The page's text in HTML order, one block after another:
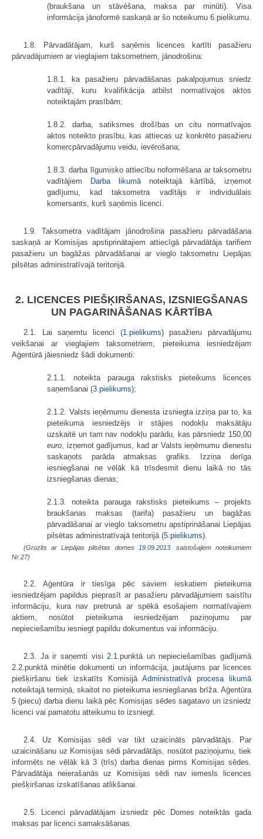
(braukšana un stāvēšana, maksa par minūti). Visa
informācija jānoformē saskaņā ar šo noteikumu 6.pielikumu.
1.8. Pārvadātājam, kurš saņēmis licences kartīti pasažieru
pārvadājumiem ar vieglajiem taksometriem, jānodrošina:
1.8.1. ka pasažieru pārvadāšanas pakalpojumus sniedz
vadītāji, kuru kvalifikācija atbilst normatīvajos aktos
noteiktajām prasībām;
1.8.2. darba, satiksmes drošības un citu normatīvajos
aktos noteikto prasību, kas attiecas uz konkrēto pasažieru
komercpārvadājumu veidu, ievērošana;
1.8.3. darba līgumisko attiecību noformēšana ar taksometru
vadītājiem Darba likumā noteiktajā kārtībā, izņemot
gadījumu, kad taksometra vadītājs ir individuālais
komersants, kurš saņēmis licenci.
1.9. Taksometra vadītājam jānodrošina pasažieru pārvadāšana
saskaņā ar Komisijas apstiprinātajiem attiecīgā pārvadātāja tarifiem
pasažieru un bagāžas pārvadāšanai ar vieglo taksometru Liepājas
pilsētas administratīvajā teritorijā.
2. LICENCES PIEŠĶIRŠANAS, IZSNIEGŠANAS
UN PAGARINĀŠANAS KĀRTĪBA
2.1. Lai saņemtu licenci (1.pielikums) pasažieru pārvadājumu
veikšanai ar vieglajiem taksometriem, pieteikuma iesniedzējam
Aģentūrā jāiesniedz šādi dokumenti:
2.1.1. noteikta parauga rakstisks pieteikums licences
saņemšanai (3.pielikums);
2.1.2. Valsts ieņēmumu dienesta izsniegta izziņa par to, ka
pieteikuma iesniedzējs ir stājies nodokļu maksātāju
uzskaitē un tam nav nodokļu parādu, kas pārsniedz 150,00
euro, izņemot gadījumus, kad ar Valsts ieņēmumu dienestu
saskaņots parāda atmaksas grafiks. Izziņa derīga
iesniegšanai ne vēlāk kā trīsdesmit dienu laikā no tās
izsniegšanas dienas;
2.1.3. noteikta parauga rakstisks pieteikums – projekts
braukšanas maksas (tarifa) pasažieru un bagāžas
pārvadāšanai ar vieglo taksometru apstiprināšanai Liepājas
pilsētas administratīvajā teritorijā (5.pielikums).
(Grozīts ar Liepājas pilsētas domes 19.09.2013.
saistošajiem noteikumiem
Nr.27)
2.2. Aģentūra ir tiesīga pēc saviem ieskatiem pieteikuma
iesniedzējam papildus pieprasīt ar pasažieru pārvadājumiem saistītu
informāciju, kura nav pretrunā ar spēkā esošajiem normatīvajiem
aktiem, nosūtot pieteikuma iesniedzējam paziņojumu par
nepieciešamību iesniegt papildu dokumentus vai informāciju.
2.3. Ja ir saņemti visi2.1.punktā un nepieciešamības gadījumā
2.2.punktā minētie dokumenti un informācija, jautājums par licences
piešķiršanu tiek izskatīts Komisijā Administratīvā procesa likumā
noteiktajā termiņā, skaitot no pieteikuma iesniegšanas brīža. Aģentūra
5 (piecu) darba dienu laikā pēc Komisijas sēdes sagatavo un izsniedz
licenci vai pamatotu atteikumu to izsniegt.
2.4. Uz Komisijas sēdi var tikt uzaicināts pārvadātājs. Par
uzaicināšanu uz Komisijas sēdi pārvadātājs, nosūtot paziņojumu, tiek
informēts ne vēlāk kā 3 (trīs) darba dienas pirms Komisijas sēdes.
Pārvadātāja neierašanās uz Komisijas sēdi nav iemesls licences
piešķiršanas izskatīšanas atlikšanai.
2.5. Licenci pārvadātājam izsniedz pēc Domes noteiktās gada
maksas par licenci samaksāšanas.